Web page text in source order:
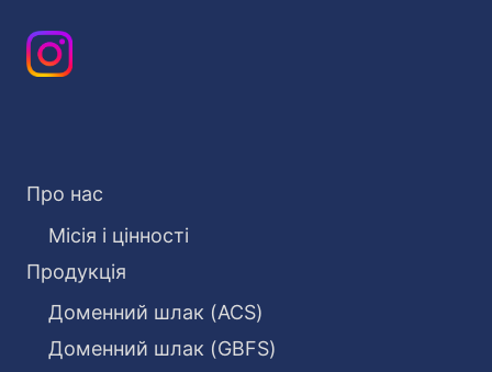
Про нас
Місія і цінності
Продукція
Доменний шлак (ACS)
Доменний шлак (GBFS)